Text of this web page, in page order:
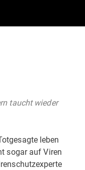
taucht wieder
leben
sogar auf Viren